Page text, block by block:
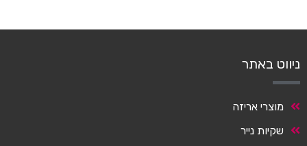
ניווט באתר
מוצרי אריזה
שקיות נייר